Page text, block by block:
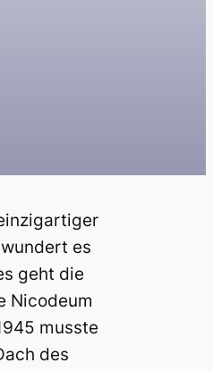
es
geht die
Nicodeum
musste
des